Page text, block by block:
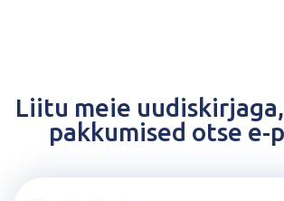
Liitu meie uudiskirjaga,
pakkumised otse e-